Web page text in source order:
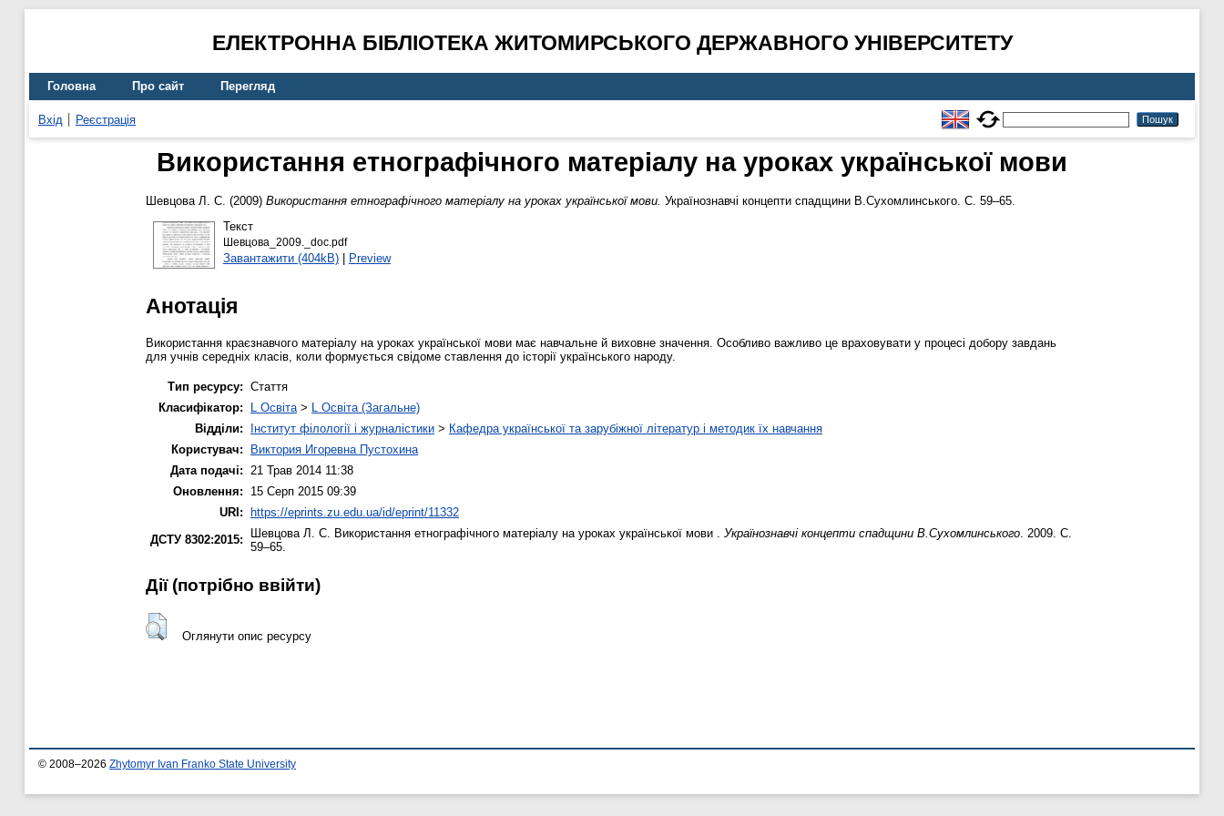
ЕЛЕКТРОННА БІБЛІОТЕКА ЖИТОМИРСЬКОГО ДЕРЖАВНОГО УНІВЕРСИТЕТУ
Головна Про сайт Перегляд
Вхід Реєстрація
Використання етнографічного матеріалу на уроках української мови
Шевцова Л. С. (2009) Використання етнографічного матеріалу на уроках української мови. Українознавчі концепти спадщини В.Сухомлинського. С. 59–65.
Текст
Шевцова_2009._doc.pdf
Завантажити (404kB)| Preview
Анотація
Використання краєзнавчого матеріалу на уроках української мови має навчальне й виховне значення. Особливо важливо це враховувати у процесі добору завдань
для учнів середніх класів, коли формується свідоме ставлення до історії українського народу.
Тип ресурсу: Стаття
Класифікатор:
L Освіта > L Освіта (Загальне)
Відділи:
Інститут філології і журналістики > Кафедра української та зарубіжної літератур і методик їх навчання
Користувач:
Виктория Игоревна Пустохина
Дата подачі:
21 Трав 2014 11:38
Оновлення:
15 Серп 2015 09:39
URI: https://eprints.zu.edu.ua/id/eprint/11332
ДСТУ 8302:2015:
Шевцова Л. С. Використання етнографічного матеріалу на уроках української мови . Українознавчі концепти спадщини В.Сухомлинського . 2009. С.
59–65.
Дії ​​(потрібно ввійти)
Оглянути опис ресурсу
© 2008–2026 Zhytomyr Ivan Franko State University